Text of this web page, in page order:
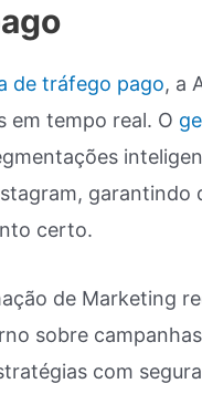
de tráfego pago, a
em tempo real. O
garantindo
certo.
de Marketing
sobre
com